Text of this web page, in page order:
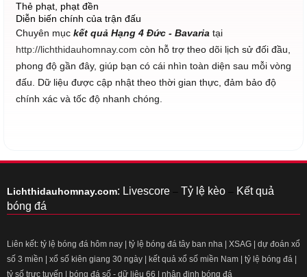
Thẻ phạt, phạt đền
Diễn biến chính của trận đấu
Chuyên mục kết quả Hạng 4 Đức - Bavaria tại
http://lichthidauhomnay.com còn hỗ trợ theo dõi lịch sử đối đầu,
phong độ gần đây, giúp bạn có cái nhìn toàn diện sau mỗi vòng
đấu. Dữ liệu được cập nhật theo thời gian thực, đảm bảo độ
chính xác và tốc độ nhanh chóng.
Lichthidauhomnay.com: Livescore – Tỷ lệ kèo – Kết quả
bóng đá
Liên kết: tỷ lệ bóng đá hôm nay tỷ lệ bóng đá tây ban nha XSAG
dự đoán xổ
số 3 miền
xổ số kiên giang 30 ngày kết quả xổ số miền Nam tỷ lệ bóng đá
tỷ số trực tuyến
bóng đá số - dữ liệu 66 nhận định bóng đá